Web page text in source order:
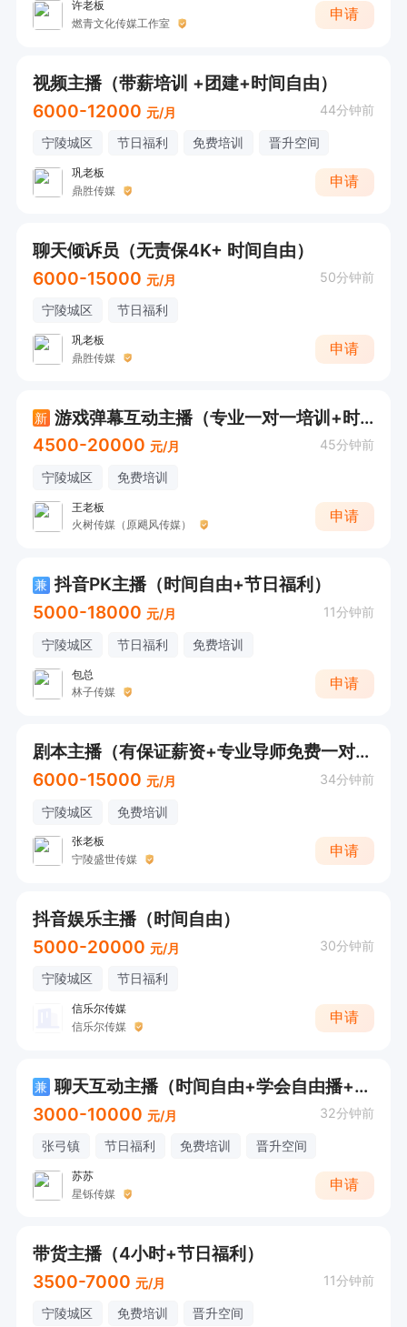
许老板
燃青文化传媒工作室
申请
视频主播（带薪培训 +团建+时间自由）
6000-12000 元/月 44分钟前
宁陵城区 节日福利 免费培训 晋升空间
巩老板
鼎胜传媒
申请
聊天倾诉员（无责保4K+ 时间自由）
6000-15000 元/月 50分钟前
宁陵城区 节日福利
巩老板
鼎胜传媒
申请
新
游戏弹幕互动主播（专业一对一培训+时间自由）
4500-20000 元/月 45分钟前
宁陵城区 免费培训
王老板
火树传媒（原飓风传媒）
申请
兼 抖音PK主播（时间自由+节日福利）
5000-18000 元/月 11分钟前
宁陵城区 节日福利 免费培训
包总
林子传媒
申请
剧本主播（有保证薪资+专业导师免费一对一培训）
6000-15000 元/月 34分钟前
宁陵城区 免费培训
张老板
宁陵盛世传媒
申请
抖音娱乐主播（时间自由）
5000-20000 元/月 30分钟前
宁陵城区 节日福利
信乐尔传媒
信乐尔传媒
申请
兼
聊天互动主播（时间自由+学会自由播+小白一对一））
3000-10000 元/月 32分钟前
张弓镇 节日福利 免费培训 晋升空间
苏苏
星铄传媒
申请
带货主播（4小时+节日福利）
3500-7000 元/月 11分钟前
宁陵城区 免费培训 晋升空间